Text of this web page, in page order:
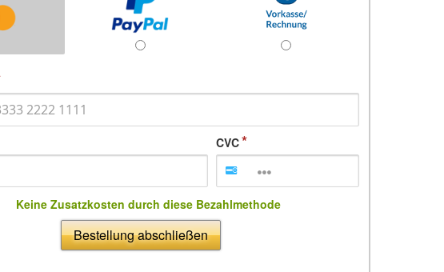
CVC
Keine Zusatzkosten durch diese Bezahlmethode
Bestellung abschließen